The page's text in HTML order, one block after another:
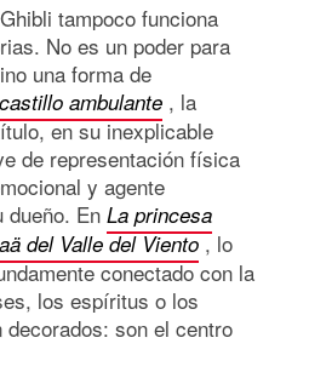
tampoco funciona
No es un poder para
una forma de
ambulante , la
en su inexplicable
de representación física
y agente
dueño. En La princesa
del Valle del Viento, lo
conectado con la
los espíritus o los
son el centro